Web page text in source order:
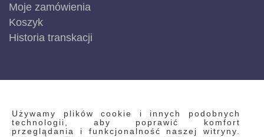
Używamy plików cookie i innych podobnych
technologii, aby poprawić komfort
przeglądania i funkcjonalność naszej witryny.
Moje zamówienia
Koszyk
Historia transkacji
INFORMACJE